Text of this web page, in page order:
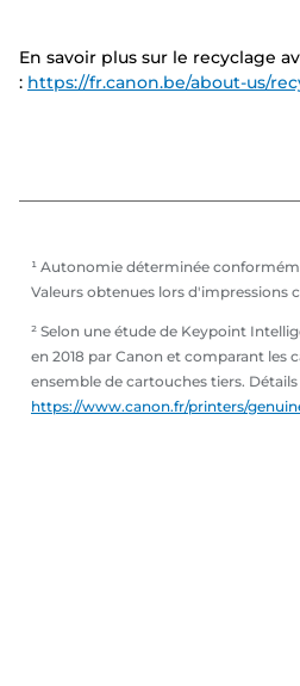
En savoir plus sur le recyclage
: https://fr.canon.be/about-us/
¹ Autonomie déterminée
Valeurs obtenues lors d'impressions
² Selon une étude de Keypoint
en 2018 par Canon et comparant les
ensemble de cartouches tiers.
https://www.canon.fr/printers/